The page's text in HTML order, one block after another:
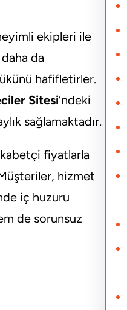
ekipleri ile
da
hafifletirler.
Sitesi‘ndeki
sağlamaktadır.
fiyatlarla
hizmet
iç huzuru
de sorunsuz
c
h